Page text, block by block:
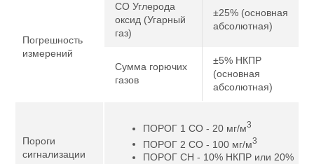
Погрешность
измерений
CO Углерода
оксид (Угарный
газ)
±25% (основная
абсолютная)
Сумма горючих
газов
±5% НКПР
(основная
абсолютная)
Пороги
сигнализации
ПОРОГ 1 СО - 20 мг/м3
ПОРОГ 2 СО - 100 мг/м3
ПОРОГ СН - 10% НКПР или 20%